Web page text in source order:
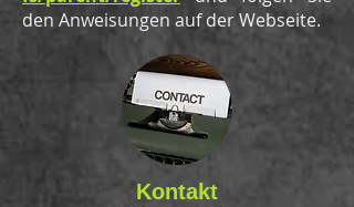
den Anweisungen auf der Webseite.
Kontakt